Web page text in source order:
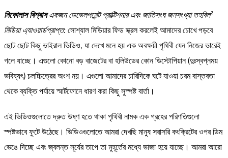
নিকোলাস বিশ্বাসএকজন ডেভেলপমেন্ট প্রাক্টিশনার এবং জাতিসংঘ জনসংখ্যা তহবিল²
মিডিয়া এ্যাওয়ার্ডপ্রাপ্ত: সোশ্যাল মিডিয়ার ফিড স্ক্রল করলেই আমাদের চোখে পড়বে
ছোট ছোট কিছু ভাইরাল ভিডিও, যা দেখে মনে হয় এক অবক্ষয়ী পৃথিবী যেন নিজের ভারেই
গলে যাচ্ছে। এগুলো কোনো বড় বাজেটের বা হলিউডের কোন ডিস্টোপিয়ান (দুঃস্বপ্নময়
ভবিষ্যৎ) চলচ্চিত্রের অংশ নয়। এগুলো আমাদের চারিদিকে ঘটে যাওয়া চরম বাস্তবতা
থেকে ব্যক্তি পর্যায়ে স্মার্টফোনে ধারণ করা কিছু সুস্পষ্ট বার্তা।
এই ভিডিওগুলোতে দ্রুত উষ্ণ হতে থাকা পৃথিবী নামক এক গ্রহের পরিণতিগুলো
স্পষ্টভাবে ফুটে উঠেছে। ভিডিওগুলোতে আমরা দেখছি মানুষ সরাসরি কংক্রিটের ওপর ডিম
ভেঙে দিচ্ছে এবং জ্বলন্ত সূর্যের তাপে তা মুহূর্তের মধ্যে ভাজা হয়ে যাচ্ছে। আমরা আরো